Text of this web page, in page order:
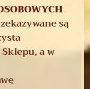
są
a w